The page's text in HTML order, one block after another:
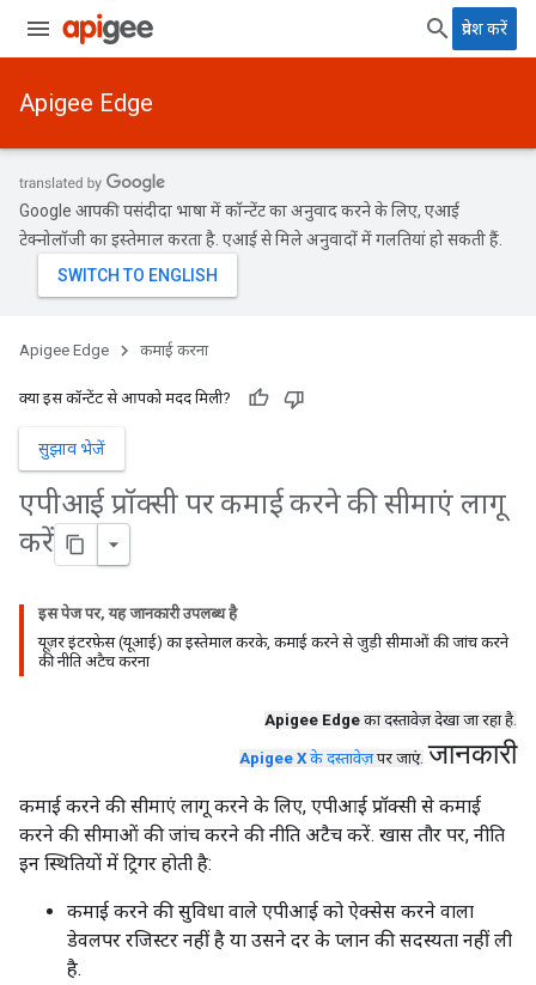
प्रवेश करें
Apigee Edge
Google आपकी पसंदीदा भाषा में कॉन्टेंट का अनुवाद करने के लिए, एआई
टेक्नोलॉजी का इस्तेमाल करता है. एआई से मिले अनुवादों में गलतियां हो सकती हैं.
Apigee Edge कमाई करना
क्या इस कॉन्टेंट से आपको मदद मिली?
सुझाव भेजें
एपीआई प्रॉक्सी पर कमाई करने की सीमाएं लागू
करें
इस पेज पर, यह जानकारी उपलब्ध है
यूज़र इंटरफ़ेस (यूआई) का इस्तेमाल करके, कमाई करने से जुड़ी सीमाओं की जांच करने
की नीति अटैच करना
Apigee Edge का दस्तावेज़ देखा जा रहा है.
Apigee X के दस्तावेज़पर जाएं. जानकारी
कमाई करने की सीमाएं लागू करने के लिए, एपीआई प्रॉक्सी से कमाई
करने की सीमाओं की जांच करने की नीति अटैच करें. खास तौर पर, नीति
इन स्थितियों में ट्रिगर होती है:
कमाई करने की सुविधा वाले एपीआई को ऐक्सेस करने वाला
डेवलपर रजिस्टर नहीं है या उसने दर के प्लान की सदस्यता नहीं ली
है.